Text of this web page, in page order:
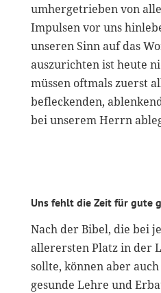
umhergetrieben von
Impulsen vor uns
unseren Sinn auf das
auszurichten ist heute
müssen oftmals zuerst
befleckenden,
bei unserem Herrn
Uns fehlt die Zeit für gute
Nach der Bibel, die bei
allerersten Platz in der
sollte, können aber
gesunde Lehre und